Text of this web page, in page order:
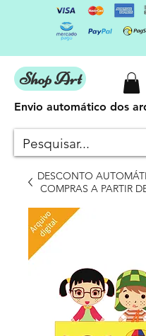
Shop Art
DESCONTO
COMPRAS A PARTIR
Envio automático dos